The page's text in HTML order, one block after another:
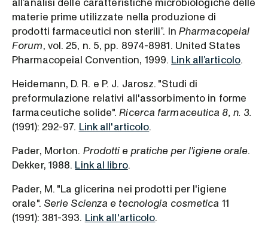
materie prime utilizzate nella produzione di
prodotti farmaceutici non sterili”. In Pharmacopeial
Forum, vol. 25, n. 5, pp. 8974-8981. United States
Pharmacopeial Convention, 1999. Link all’articolo.
Heidemann, D. R. e P. J. Jarosz. "Studi di
preformulazione relativi all'assorbimento in forme
farmaceutiche solide".Ricerca farmaceutica 8, n. 3.
(1991): 292-97. Link all'articolo.
Pader, Morton. Prodotti e pratiche per l'igiene orale.
Dekker, 1988. Link al libro.
Pader, M. "La glicerina nei prodotti per l'igiene
orale". Serie Scienza e tecnologia cosmetica 11
(1991): 381-393. Link all'articolo.